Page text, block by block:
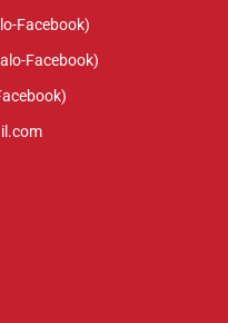
Facebook)
Facebook)